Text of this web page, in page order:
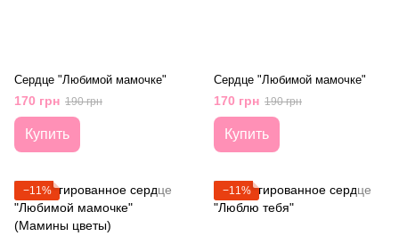
Сердце "Любимой мамочке"
170 грн 190 грн
Купить
Сердце "Любимой мамочке"
170 грн 190 грн
Купить
−11% −11%